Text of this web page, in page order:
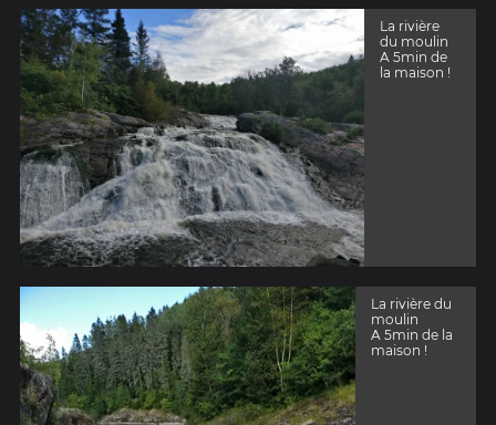
La rivière
du moulin
A 5min de
la maison !
La rivière du
moulin
A 5min de la
maison !